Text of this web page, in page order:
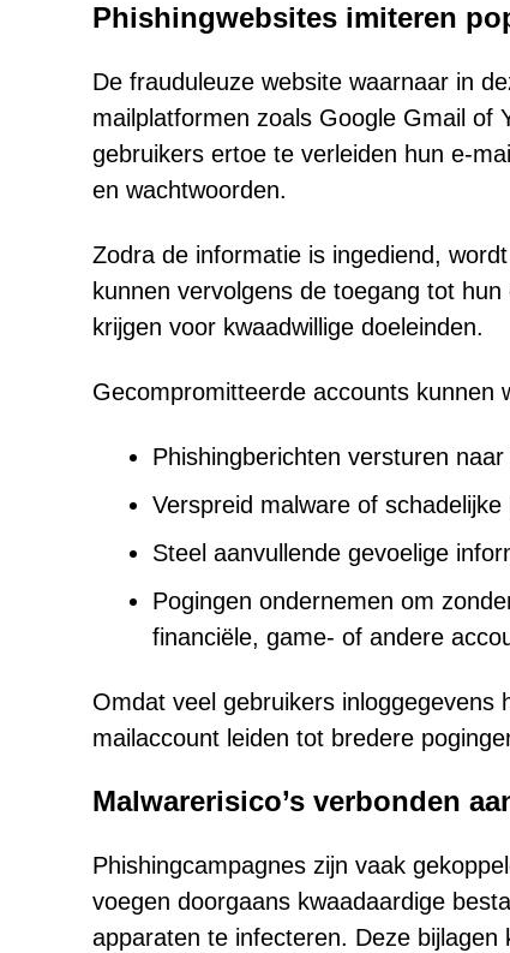
Phishingwebsites imiteren
De frauduleuze website waarnaar in
mailplatformen zoals Google Gmail of
gebruikers ertoe te verleiden hun e-
en wachtwoorden.
Zodra de informatie is ingediend,
kunnen vervolgens de toegang tot
krijgen voor kwaadwillige doeleinden.
Gecompromitteerde accounts kunnen
Phishingberichten versturen
Verspreid malware of schadelijke
Steel aanvullende gevoelige
Pogingen ondernemen om
financiële, game- of andere
Omdat veel gebruikers
mailaccount leiden tot bredere
Malwarerisico’s verbonden
Phishingcampagnes zijn vaak
voegen doorgaans kwaadaardige
apparaten te infecteren. Deze